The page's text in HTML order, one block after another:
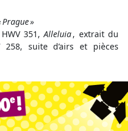
»
351,Alleluia, extrait du
258, suite d’airs et pièces